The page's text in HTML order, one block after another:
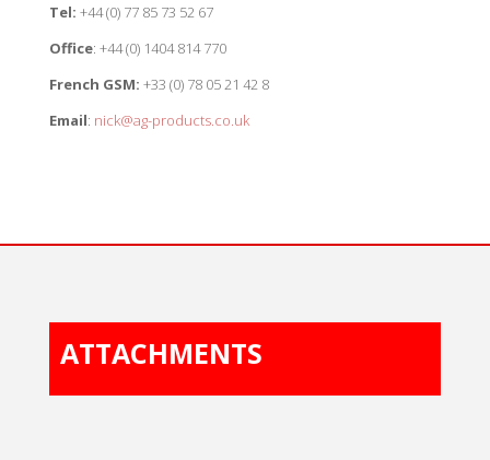
Tel: +44 (0) 77 85 73 52 67
Office: +44 (0) 1404 814 770
French GSM: +33 (0) 78 05 21 42 8
Email: nick@ag-products.co.uk
ATTACHMENTS